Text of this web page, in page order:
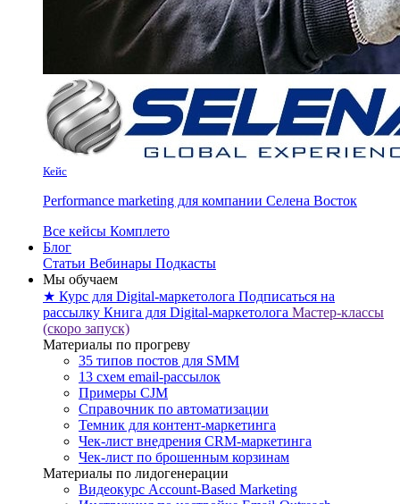
Кейс
Performance marketing для компании Селена Восток
Все кейсы Комплето
Блог
Статьи Вебинары Подкасты
Мы обучаем
★ Курс для Digital-маркетолога Подписаться на
рассылку Книга для Digital-маркетолога Мастер-классы
(скоро запуск)
Материалы по прогреву
35 типов постов для SMM
13 схем email-рассылок
Примеры CJM
Справочник по автоматизации
Темник для контент-маркетинга
Чек-лист внедрения CRM-маркетинга
Чек-лист по брошенным корзинам
Материалы по лидогенерации
Видеокурс Account-Based Marketing